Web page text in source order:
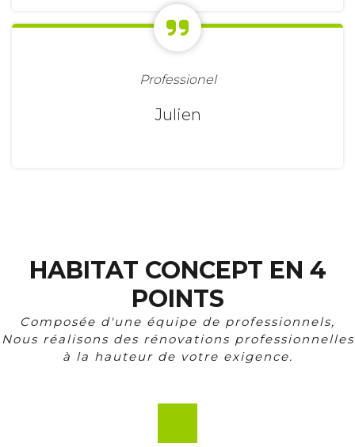
Professionel
Julien
HABITAT CONCEPT EN 4
POINTS
Composée d'une équipe de professionnels,
Nous réalisons des rénovations professionnelles
à la hauteur de votre exigence.